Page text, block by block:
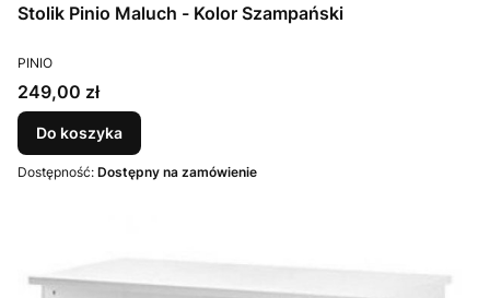
Stolik Pinio Maluch - Kolor Szampański
PRODUCENT
PINIO
Cena
249,00 zł
Do koszyka
Dostępność: Dostępny na zamówienie